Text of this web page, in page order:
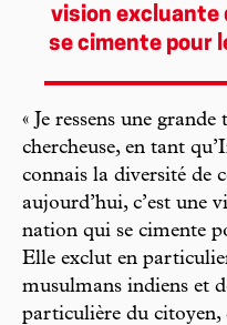
vision excluante
se cimente pour
« Je ressens une
chercheuse, en tant
connais la diversité de
aujourd’hui, c’est une
nation qui se cimente
Elle exclut en
musulmans indiens et
particulière du citoyen,